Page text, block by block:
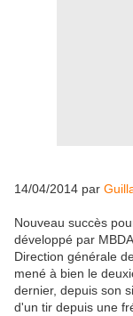
14/04/2014 par
Nouveau succès
développé par
Direction générale
mené à bien le
dernier, depuis son
d'un tir depuis une